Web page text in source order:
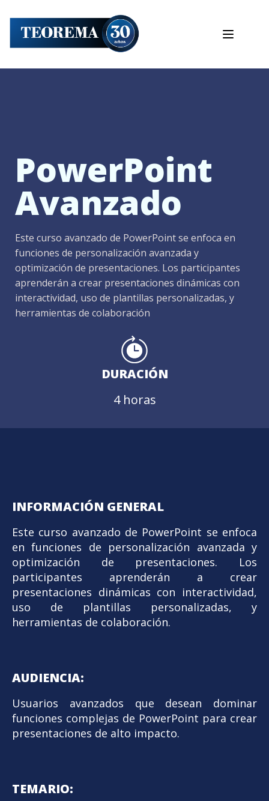
PowerPoint
Avanzado
Este curso avanzado de PowerPoint se enfoca en
funciones de personalización avanzada y
optimización de presentaciones. Los participantes
aprenderán a crear presentaciones dinámicas con
interactividad, uso de plantillas personalizadas, y
herramientas de colaboración
DURACIÓN
4 horas
INFORMACIÓN GENERAL
Este curso avanzado de PowerPoint se enfoca
en funciones de personalización avanzada y
optimización de presentaciones. Los
participantes aprenderán a crear
presentaciones dinámicas con interactividad,
uso de plantillas personalizadas, y
herramientas de colaboración.
AUDIENCIA:
Usuarios avanzados que desean dominar
funciones complejas de PowerPoint para crear
presentaciones de alto impacto.
TEMARIO: